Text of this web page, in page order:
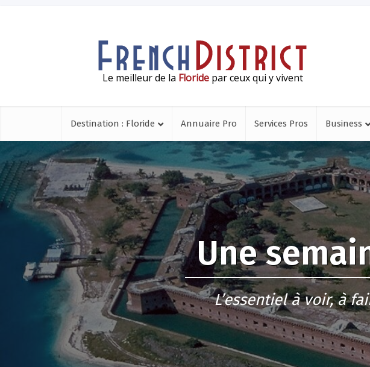
Le meilleur de la Floridepar ceux qui y vivent
Destination : Floride Annuaire Pro Services Pros Business
Une
L’essentiel à voir, à